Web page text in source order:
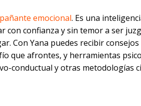
emocional. Es una
con confianza y sin temor a ser
Con Yana puedes recibir
que afrontes, y herramientas
conductual y otras metodologías